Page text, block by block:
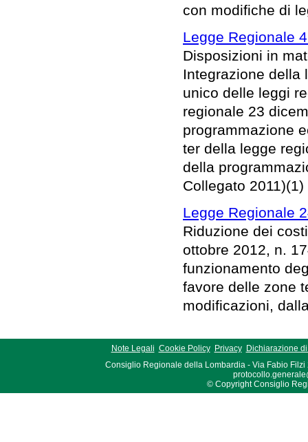
con modifiche di
Legge Regionale
Disposizioni in
Integrazione della
unico delle leggi
regionale 23
programmazione
ter della legge
della
Collegato 2011)(1)
Legge Regionale
Riduzione dei
ottobre 2012, n.
funzionamento
favore delle zone
modificazioni,
Note Legali Cookie Policy Privacy
Dichiarazione
Consiglio Regionale della Lombardia - Via Fabio Filzi
© Copyright Consiglio